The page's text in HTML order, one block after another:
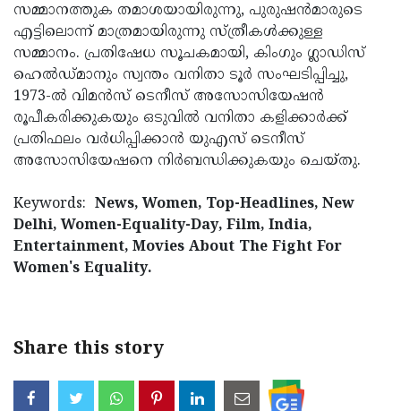
സമ്മാനത്തുക തമാശയായിരുന്നു, പുരുഷൻമാരുടെ
എട്ടിലൊന്ന് മാത്രമായിരുന്നു സ്ത്രീകൾക്കുള്ള
സമ്മാനം. പ്രതിഷേധ സൂചകമായി, കിംഗും ഗ്ലാഡിസ്
ഹെൽഡ്മാനും സ്വന്തം വനിതാ ടൂർ സംഘടിപ്പിച്ചു,
1973-ൽ വിമൻസ് ടെനീസ് അസോസിയേഷൻ
രൂപീകരിക്കുകയും ഒടുവിൽ വനിതാ കളിക്കാർക്ക്
പ്രതിഫലം വർധിപ്പിക്കാൻ യുഎസ് ടെനീസ്
അസോസിയേഷനെ നിർബന്ധിക്കുകയും ചെയ്തു.
Keywords: News, Women, Top-Headlines, New
Delhi, Women-Equality-Day, Film, India,
Entertainment, Movies About The Fight For
Women's Equality.
Share this story